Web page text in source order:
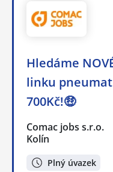
Hledáme
linku
700Kč!🤑
Comac jobs s.r.o.
Kolín
Plný úvazek